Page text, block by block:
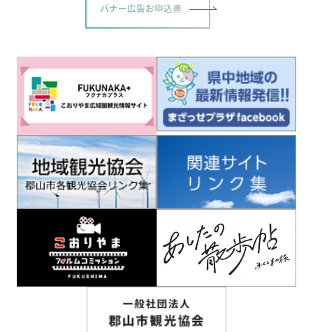
バナー広告お申込書